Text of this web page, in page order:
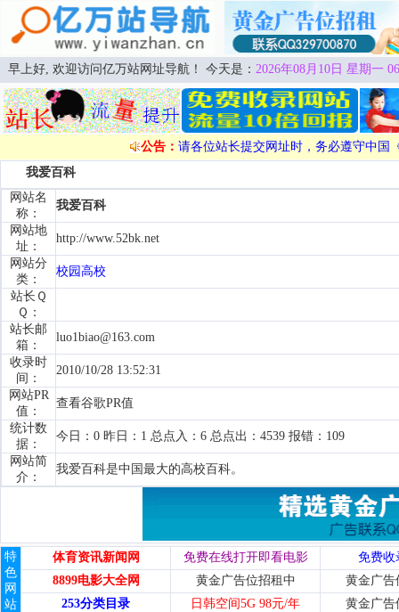
早上好, 欢迎访问亿万站网址导航！ 今天是： 2026年08月10日 星期一
公告： 请各位站长提交网址时，务必遵守中国
我爱百科
网站名
称：
我爱百科
网站地
址：
http://www.52bk.net
网站分
类：
校园高校
站长Ｑ
Ｑ：
站长邮
箱：
luo1biao@163.com
收录时
间：
2010/10/28 13:52:31
网站PR
值：
查看谷歌PR值
统计数
据：
今日：0 昨日：1 总点入：6 总点出：4539 报错：109
网站简
介：
我爱百科是中国最大的高校百科。
特
色
网
站
体育资讯新闻网 免费在线打开即看电影
免费收
8899电影大全网
黄金广告位招租中
黄金广告
253分类目录
日韩空间5G 98元/年 黄金广告